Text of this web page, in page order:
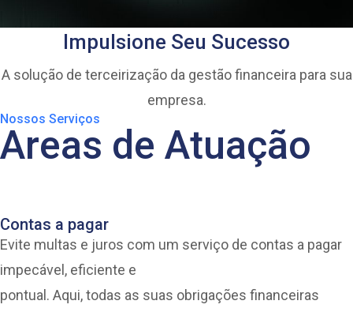
Impulsione Seu Sucesso
A solução de terceirização da gestão financeira para sua
empresa.
Nossos Serviços
Areas de Atuação
Contas a pagar
Evite multas e juros com um serviço de contas a pagar
impecável, eficiente e
pontual. Aqui, todas as suas obrigações financeiras